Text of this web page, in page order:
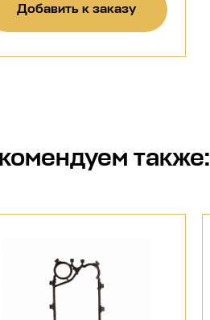
Добавить к заказу
также: